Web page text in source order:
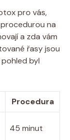
pro vás,
na
a zda vám
řasy jsou
byl
Procedura
45 minut